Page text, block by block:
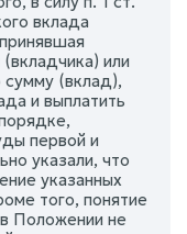
вклада
или
(вклад),
и выплатить
первой и
указали, что
указанных
того, понятие
Положении не